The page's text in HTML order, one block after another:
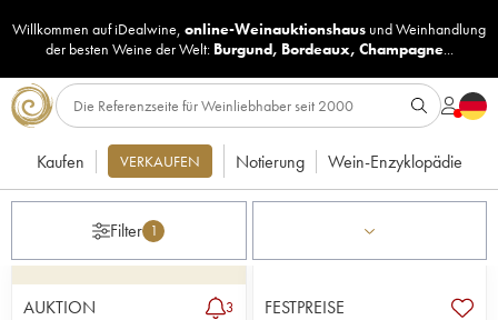
Willkommen auf iDealwine, online-Weinauktionshaus undWeinhandlung
der besten Weine der Welt: Burgund, Bordeaux, Champagne...
Kaufen VERKAUFEN Notierung Wein-Enzyklopädie
Filter 1
AUKTION 3 FESTPREISE